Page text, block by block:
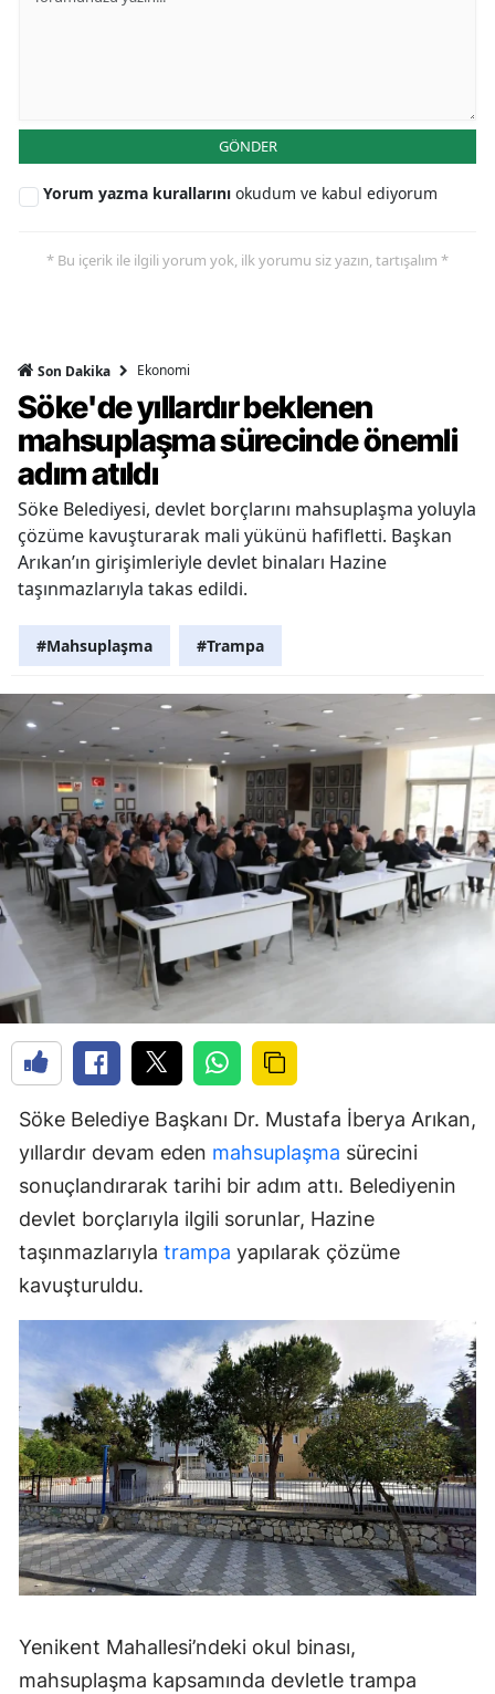
GÖNDER
Yorum yazma kurallarını okudum ve kabul ediyorum
* Bu içerik ile ilgili yorum yok, ilk yorumu siz yazın, tartışalım *
Son Dakika Ekonomi
Söke'de yıllardır beklenen
mahsuplaşma sürecinde önemli
adım atıldı
Söke Belediyesi, devlet borçlarını mahsuplaşma yoluyla
çözüme kavuşturarak mali yükünü hafifletti. Başkan
Arıkan’ın girişimleriyle devlet binaları Hazine
taşınmazlarıyla takas edildi.
#Mahsuplaşma #Trampa
Söke Belediye Başkanı Dr. Mustafa İberya Arıkan,
yıllardır devam eden mahsuplaşma sürecini
sonuçlandırarak tarihi bir adım attı. Belediyenin
devlet borçlarıyla ilgili sorunlar, Hazine
taşınmazlarıyla trampa yapılarak çözüme
kavuşturuldu.
Yenikent Mahallesi’ndeki okul binası,
mahsuplaşma kapsamında devletle trampa